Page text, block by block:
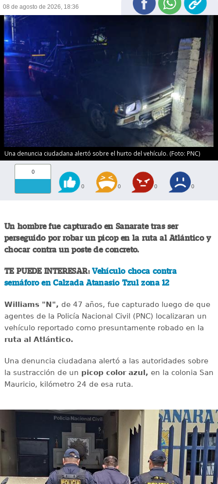
08 de agosto de 2026, 18:36
Una denuncia ciudadana alertó sobre el hurto del vehículo. (Foto: PNC)
0
0 0 0 0
Un hombre fue capturado en Sanarate tras ser
perseguido por robar un picop en la ruta al Atlántico y
chocar contra un poste de concreto.
TE PUEDE INTERESAR:Vehículo choca contra
semáforo en Calzada Atanasio Tzul zona 12
Williams "N", de 47 años, fue capturado luego de que
agentes de la Policía Nacional Civil (PNC) localizaran un
vehículo reportado como presuntamente robado en la
ruta al Atlántico.
Una denuncia ciudadana alertó a las autoridades sobre
la sustracción de un picop color azul, en la colonia San
Mauricio, kilómetro 24 de esa ruta.